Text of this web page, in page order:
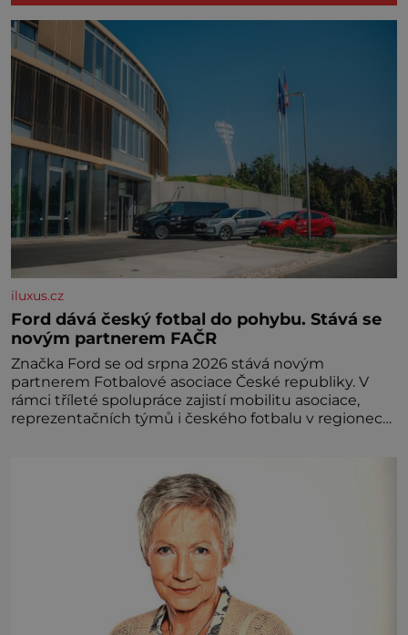
iluxus.cz
Ford dává český fotbal do pohybu. Stává se
novým partnerem FAČR
Značka Ford se od srpna 2026 stává novým
partnerem Fotbalové asociace České republiky. V
rámci tříleté spolupráce zajistí mobilitu asociace,
reprezentačních týmů i českého fotbalu v regionech.